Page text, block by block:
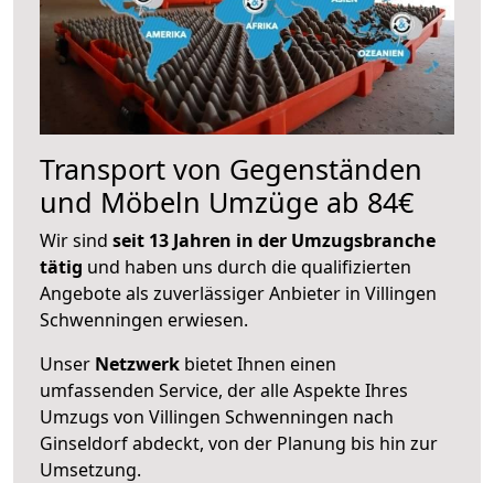
Transport von Gegenständen
und Möbeln Umzüge ab 84€
Wir sind seit 13 Jahren in der Umzugsbranche
tätig und haben uns durch die qualifizierten
Angebote als zuverlässiger Anbieter in Villingen
Schwenningen erwiesen.
Unser Netzwerk bietet Ihnen einen
umfassenden Service, der alle Aspekte Ihres
Umzugs von Villingen Schwenningen nach
Ginseldorf abdeckt, von der Planung bis hin zur
Umsetzung.